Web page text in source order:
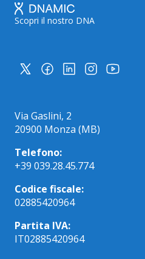
Scopri il nostro DNA
Via Gaslini, 2
20900 Monza (MB)
Telefono:
+39 039.28.45.774
Codice fiscale:
02885420964
Partita IVA:
IT02885420964